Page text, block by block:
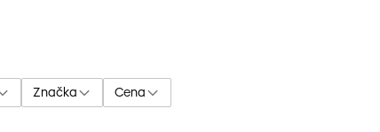
Značka
Cena